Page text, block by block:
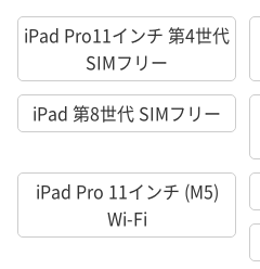
iPad Pro11インチ 第4世代
SIMフリー
iPad 第8世代 SIMフリー
iPad Pro 11インチ (M5)
Wi-Fi